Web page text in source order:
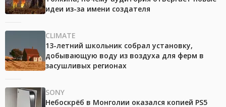
идеи из-за имени создателя
CLIMATE
13-летний школьник собрал установку,
добывающую воду из воздуха для ферм в
засушливых регионах
SONY
Небоскрёб в Монголии оказался копией PS5